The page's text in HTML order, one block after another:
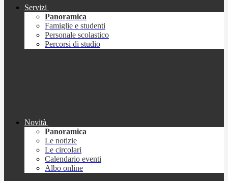
Servizi
Panoramica
Famiglie e studenti
Personale scolastico
Percorsi di studio
Novità
Panoramica
Le notizie
Le circolari
Calendario eventi
Albo online